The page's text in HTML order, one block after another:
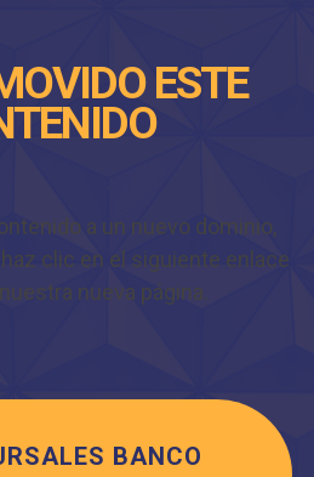
ESTE
a un nuevo dominio,
clic en el siguiente enlace
nueva página.
BANCO